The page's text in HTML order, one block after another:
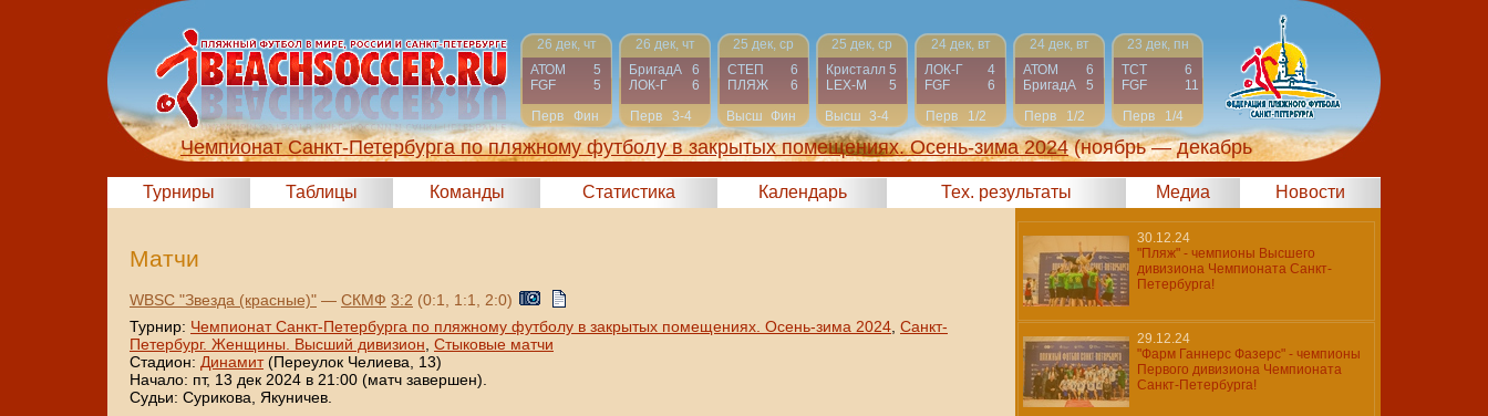
26 дек, чт
АТОМ
5
FGF
5
Перв
Фин
26 дек, чт
БригадА
6
ЛОК-Г
6
Перв
3-4
25 дек, ср
СТЕП
6
ПЛЯЖ
6
Высш Фин
25 дек, ср
Кристалл 5
LEX-М
5
Высш 3-4
24 дек, вт
ЛОК-Г
4
FGF
6
Перв
1/2
24 дек, вт
АТОМ
6
БригадА
5
Перв
1/2
23 дек, пн
ТСТ
6
FGF
11
Перв
1/4
Чемпионат Санкт-Петербурга по пляжному футболу в закрытых помещениях. Осень-зима 2024 (ноябрь — декабрь
Турниры Таблицы Команды Статистика Календарь Тех. результаты Медиа Новости
Матчи
WBSC "Звезда (красные)" — СКМФ 3:2 (0:1, 1:1, 2:0)
Турнир: Чемпионат Санкт-Петербурга по пляжному футболу в закрытых помещениях. Осень-зима 2024 Санкт-
Петербург. Женщины. Высший дивизион Стыковые матчи
Стадион: Динамит(Переулок Челиева, 13)
Начало: пт, 13 дек 2024 в 21:00 (матч завершен).
Судьи: Сурикова, Якуничев.
30.12.24
"Пляж" - чемпионы Высшего
дивизиона Чемпионата Санкт-
Петербурга!
29.12.24
"Фарм Ганнерс Фазерс" - чемпионы
Первого дивизиона Чемпионата
Санкт-Петербурга!